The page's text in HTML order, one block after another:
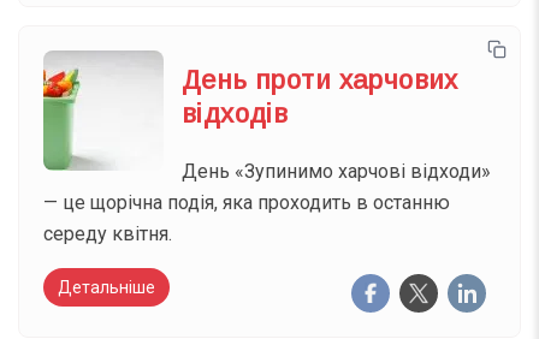
День проти харчових
відходів
День «Зупинимо харчові відходи»
— це щорічна подія, яка проходить в останню
середу квітня.
Детальніше